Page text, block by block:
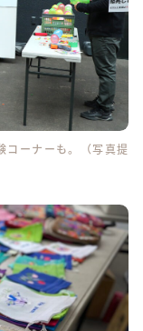
コーナーも。（写真提